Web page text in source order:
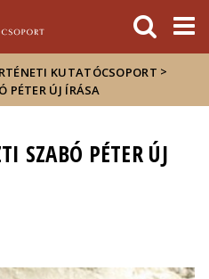
KUTATÓCSOPORT >
PÉTER ÚJ ÍRÁSA
SZABÓ PÉTER ÚJ